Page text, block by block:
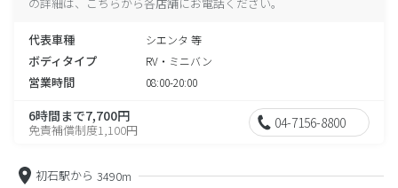
代表車種 シエンタ 等
ボディタイプ RV・ミニバン
営業時間 08:00-20:00
6時間まで7,700円
免責補償制度1,100円 04-7156-8800
初石駅から 3490m